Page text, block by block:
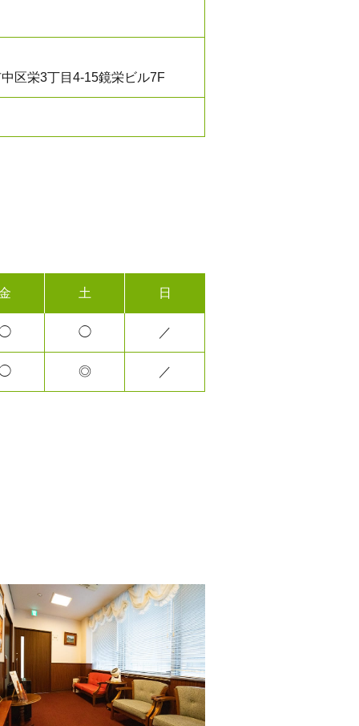
区栄3丁目4-15鏡栄ビル7F
土 日
◯ ／
◎ ／